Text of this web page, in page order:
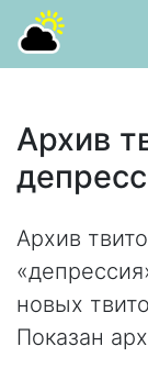
Архив
Архив
новых
Показан